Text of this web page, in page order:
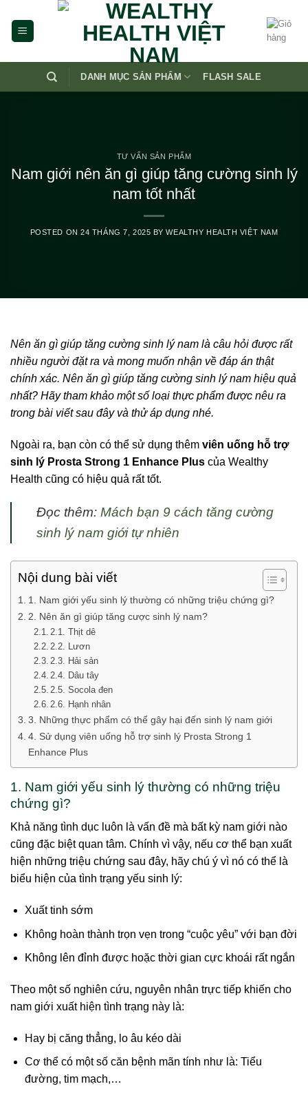
content
DANH MỤC SẢN PHẨM FLASH SALE
TƯ VẤN SẢN PHẨM
Nam giới nên ăn gì giúp tăng cường sinh lý
nam tốt nhất
POSTED ON24 THÁNG 7, 2025 BYWEALTHY HEALTH VIỆT NAM
Nên ăn gì giúp tăng cường sinh lý nam là câu hỏi được rất
nhiều người đặt ra và mong muốn nhận về đáp án thật
chính xác. Nên ăn gì giúp tăng cường sinh lý nam hiệu quả
nhất? Hãy tham khảo một số loại thực phẩm được nêu ra
trong bài viết sau đây và thử áp dụng nhé.
Ngoài ra, bạn còn có thể sử dụng thêm viên uống hỗ trợ
sinh lý Prosta Strong 1 Enhance Plus của Wealthy
Health cũng có hiệu quả rất tốt.
Đọc thêm: Mách bạn 9 cách tăng cường
sinh lý nam giới tự nhiên
Nội dung bài viết
1. Nam giới yếu sinh lý thường có những triệu chứng gì?
2. Nên ăn gì giúp tăng cược sinh lý nam?
2.1. Thịt dê
2.2. Lươn
2.3. Hải sản
2.4. Dâu tây
2.5. Socola đen
2.6. Hạnh nhân
3. Những thực phẩm có thể gây hại đến sinh lý nam giới
4. Sử dụng viên uống hỗ trợ sinh lý Prosta Strong 1
Enhance Plus
1. Nam giới yếu sinh lý thường có những triệu
chứng gì?
Khả năng tình dục luôn là vấn đề mà bất kỳ nam giới nào
cũng đặc biệt quan tâm. Chính vì vậy, nếu cơ thể bạn xuất
hiện những triệu chứng sau đây, hãy chú ý vì nó có thể là
biểu hiện của tình trạng yếu sinh lý:
Xuất tinh sớm
Không hoàn thành trọn vẹn trong “cuộc yêu” với bạn đời
Không lên đỉnh được hoặc thời gian cực khoái rất ngắn
Theo một số nghiên cứu, nguyên nhân trực tiếp khiến cho
nam giới xuất hiện tình trạng này là:
Hay bị căng thẳng, lo âu kéo dài
Cơ thể có một số căn bệnh mãn tính như là: Tiểu
đường, tim mạch,…